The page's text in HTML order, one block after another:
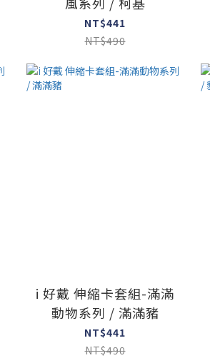
NT$441
NT$490
i 好戴 伸縮卡套組-滿滿
動物系列 / 滿滿豬
NT$441
NT$490